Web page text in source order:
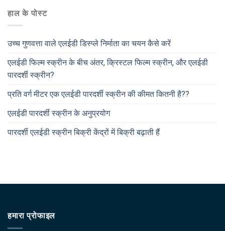
हाल के पोस्ट
उच्च गुणवत्ता वाले एलईडी डिस्प्ले निर्माता का चयन कैसे करें
एलईडी फिल्म स्क्रीन के बीच अंतर, क्रिस्टल फिल्म स्क्रीन, और एलईडी
पारदर्शी स्क्रीन?
प्रति वर्ग मीटर एक एलईडी पारदर्शी स्क्रीन की कीमत कितनी है??
एलईडी पारदर्शी स्क्रीन के अनुप्रयोग
पारदर्शी एलईडी स्क्रीन बिक्री केंद्रों में बिक्री बढ़ाती हैं
हमारा प्रोफाइल